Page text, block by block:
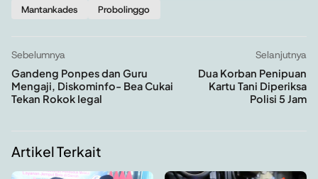
Mantankades
Probolinggo
Sebelumnya
Gandeng Ponpes dan Guru
Mengaji, Diskominfo- Bea Cukai
Tekan Rokok Iegal
Selanjutnya
Dua Korban Penipuan
Kartu Tani Diperiksa
Polisi 5 Jam
Artikel Terkait